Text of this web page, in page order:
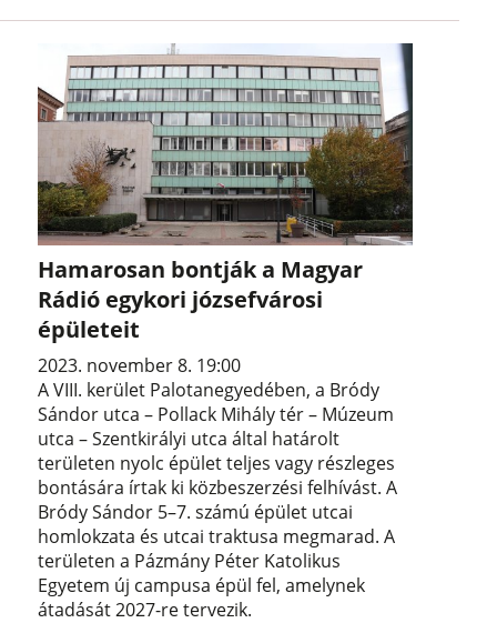
Hamarosan bontják a Magyar
Rádió egykori józsefvárosi
épületeit
2023. november 8. 19:00
A VIII. kerület Palotanegyedében, a Bródy
Sándor utca – Pollack Mihály tér – Múzeum
utca – Szentkirályi utca által határolt
területen nyolc épület teljes vagy részleges
bontására írtak ki közbeszerzési felhívást. A
Bródy Sándor 5–7. számú épület utcai
homlokzata és utcai traktusa megmarad. A
területen a Pázmány Péter Katolikus
Egyetem új campusa épül fel, amelynek
átadását 2027-re tervezik.